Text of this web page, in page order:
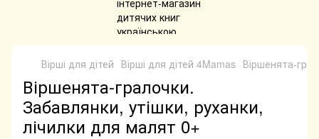
Вірші для дітей Вірші для дітей 4Mamas Віршенята-
Віршенята-гралочки.
Забавлянки, утішки, руханки,
лічилки для малят 0+